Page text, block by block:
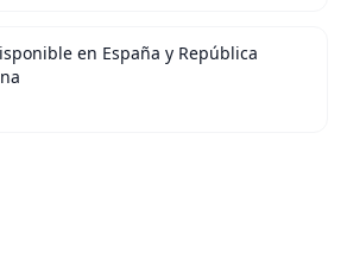
en España y República